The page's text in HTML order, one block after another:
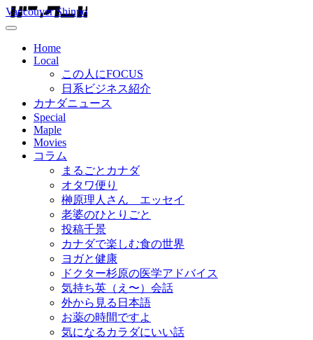
Vancouver Shinpo
Home
Local
この人にFOCUS
日系ビジネス紹介
カナダニュース
Special
Maple
Movies
コラム
まるごとカナダ
オタワ便り
榊原理人さん エッセイ
老婆のひとりごと
投稿千景
カナダで楽しむ食の世界
ヨガと健康
ドクター杉原の医学アドバイス
気持ち英（え〜）会話
外から見る日本語
お薬の時間ですよ
気になるカラダにいい話